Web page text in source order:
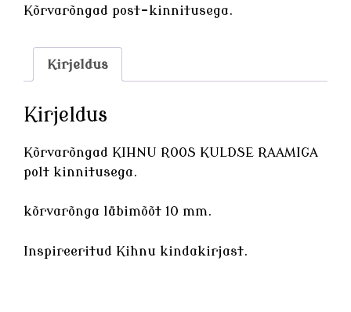
Kõrvarõngad post-kinnitusega.
Kirjeldus
Kirjeldus
Kõrvarõngad KIHNU ROOS KULDSE RAAMIGA
polt kinnitusega.
kõrvarõnga läbimõõt 10 mm.
Inspireeritud Kihnu kindakirjast.